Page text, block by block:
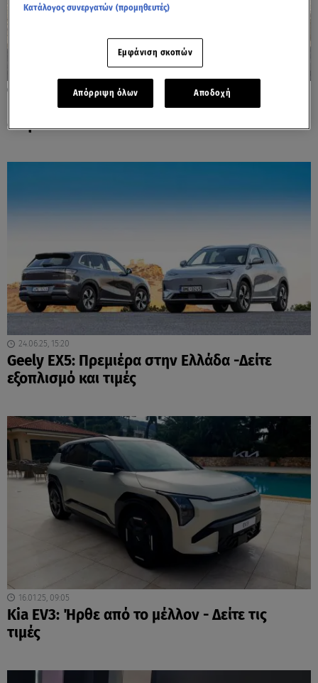
FIAT 500 Hybrid: Δείτε αναλυτικά τις τιμές
στην Ελλάδα
24.06.25, 15:20
Geely EX5: Πρεμιέρα στην Ελλάδα -Δείτε
εξοπλισμό και τιμές
16.01.25, 09:05
Kia EV3: Ήρθε από το μέλλον - Δείτε τις
τιμές
Κατάλογος συνεργατών (προμηθευτές)
Εμφάνιση σκοπών
Απόρριψη όλων Αποδοχή